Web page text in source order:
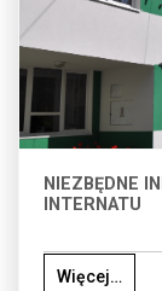
NIEZBĘDNE
INTERNATU
Więcej…